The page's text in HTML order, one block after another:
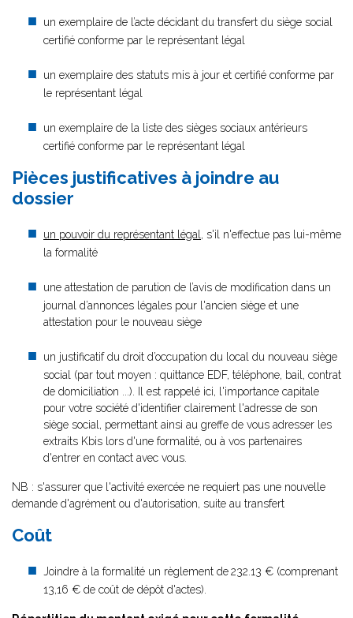
un exemplaire de l’acte décidant du transfert du siège social
certifié conforme par le représentant légal
un exemplaire des statuts mis à jour et certifié conforme par
le représentant légal
un exemplaire de la liste des sièges sociaux antérieurs
certifié conforme par le représentant légal
Pièces justificatives à joindre au
dossier
un pouvoir du représentant légal , s'il n'effectue pas lui-même
la formalité
une attestation de parution de l’avis de modification dans un
journal d’annonces légales pour l'ancien siège et une
attestation pour le nouveau siège
un justificatif du droit d’occupation du local du nouveau siège
social (par tout moyen : quittance EDF, téléphone, bail, contrat
de domiciliation ...). Il est rappelé ici, l'importance capitale
pour votre société d'identifier clairement l'adresse de son
siège social, permettant ainsi au greffe de vous adresser les
extraits Kbis lors d'une formalité, ou à vos partenaires
d'entrer en contact avec vous.
NB : s'assurer que l'activité exercée ne requiert pas une nouvelle
demande d'agrément ou d'autorisation, suite au transfert
Coût
Joindre à la formalité un règlement de232.13 € (comprenant
13,16 € de coût de dépôt d'actes).